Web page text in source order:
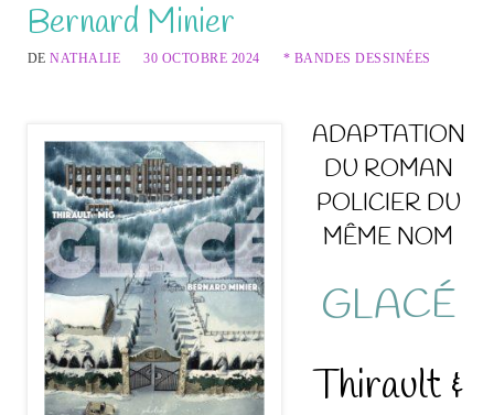
Bernard Minier
DENATHALIE 30 OCTOBRE 2024 * BANDES DESSINÉES
ADAPTATION
DU ROMAN
POLICIER DU
MÊME NOM
GLACÉ
Thirault &